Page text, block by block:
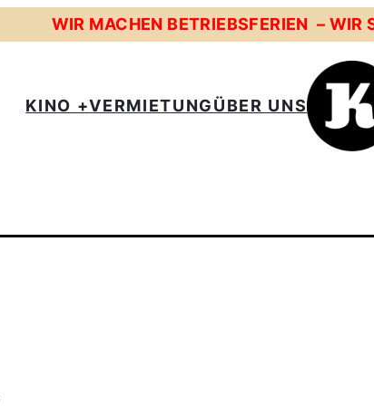
WIR MACHEN BETRIEBSFERIEN – WIR
KINO +VERMIETUNGÜBER UNS